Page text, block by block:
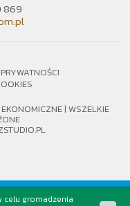
869
| WSZELKIE
celu gromadzenia